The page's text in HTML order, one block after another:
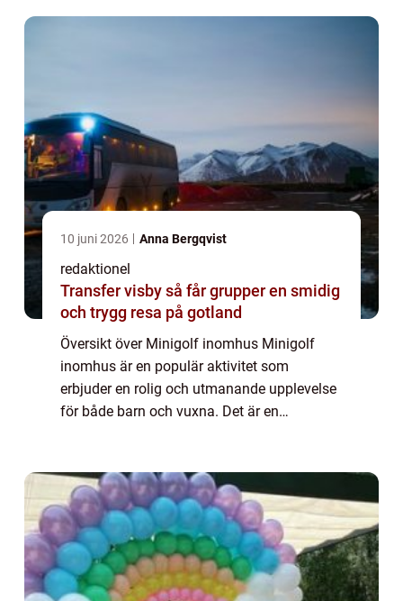
10 juni 2026 Anna Bergqvist
redaktionel
Transfer visby så får grupper en smidig
och trygg resa på gotland
Översikt över Minigolf inomhus Minigolf
inomhus är en populär aktivitet som
erbjuder en rolig och utmanande upplevelse
för både barn och vuxna. Det är en
varandra i en kontrol...